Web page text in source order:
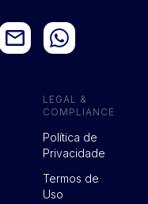
LEGAL &
COMPLIANCE
Política de
Privacidade
Termos de
Uso